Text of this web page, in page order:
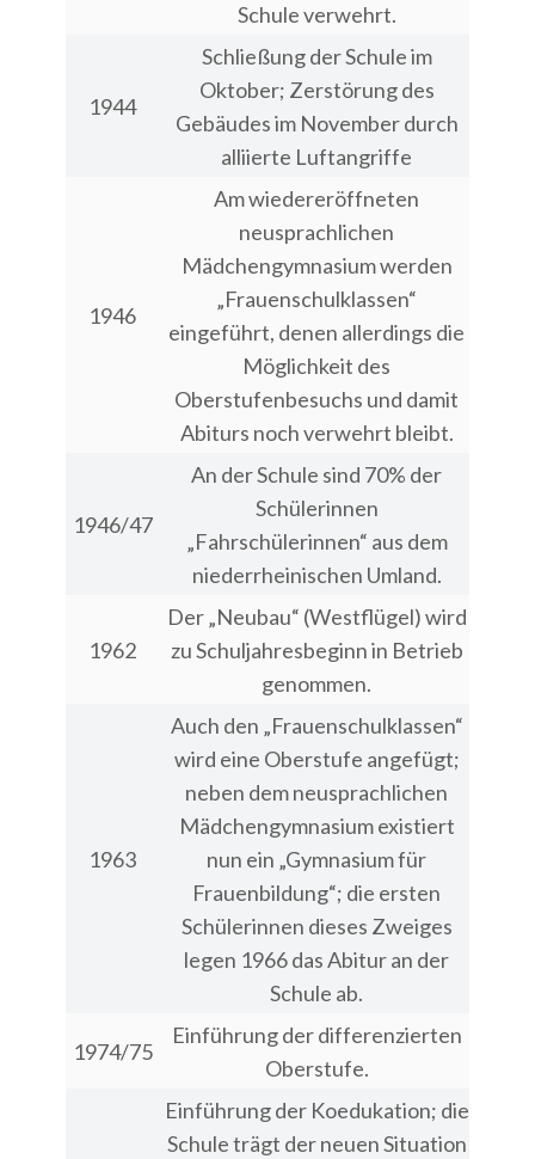
Schule verwehrt.
1944
Schließung der Schule im
Oktober; Zerstörung des
Gebäudes im November durch
alliierte Luftangriffe
1946
Am wiedereröffneten
neusprachlichen
Mädchengymnasium werden
„Frauenschulklassen“
eingeführt, denen allerdings die
Möglichkeit des
Oberstufenbesuchs und damit
Abiturs noch verwehrt bleibt.
1946/47
An der Schule sind 70% der
Schülerinnen
„Fahrschülerinnen“ aus dem
niederrheinischen Umland.
1962
Der „Neubau“ (Westflügel) wird
zu Schuljahresbeginn in Betrieb
genommen.
1963
Auch den „Frauenschulklassen“
wird eine Oberstufe angefügt;
neben dem neusprachlichen
Mädchengymnasium existiert
nun ein „Gymnasium für
Frauenbildung“; die ersten
Schülerinnen dieses Zweiges
legen 1966 das Abitur an der
Schule ab.
1974/75
Einführung der differenzierten
Oberstufe.
Einführung der Koedukation; die
Schule trägt der neuen Situation